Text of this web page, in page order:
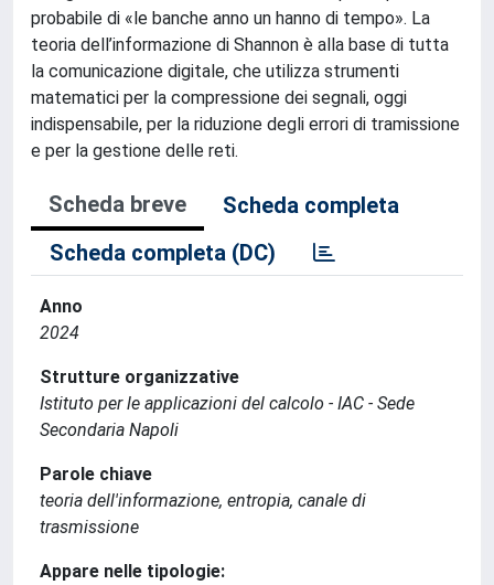
probabile di «le banche anno un hanno di tempo». La
teoria dell’informazione di Shannon è alla base di tutta
la comunicazione digitale, che utilizza strumenti
matematici per la compressione dei segnali, oggi
indispensabile, per la riduzione degli errori di tramissione
e per la gestione delle reti.
Scheda breve
Scheda completa
Scheda completa (DC)
Anno
2024
Strutture organizzative
Istituto per le applicazioni del calcolo - IAC - Sede
Secondaria Napoli
Parole chiave
teoria dell'informazione, entropia, canale di
trasmissione
Appare nelle tipologie: